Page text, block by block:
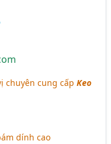
chuyên cung cấpKeo
dính cao